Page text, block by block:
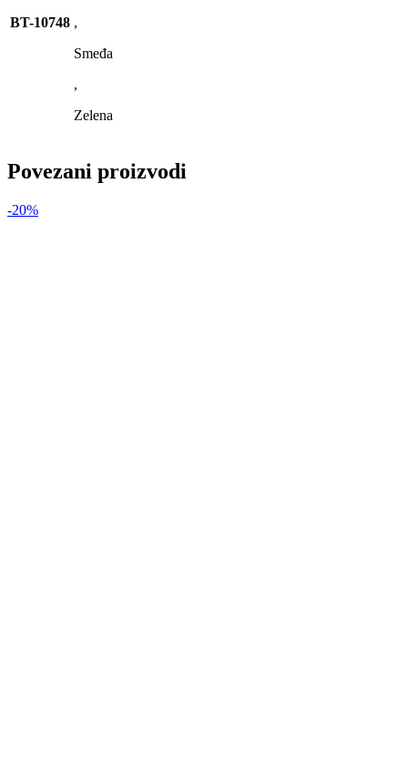
BT-10748 ,
Smeđa
,
Zelena
Povezani proizvodi
-20%